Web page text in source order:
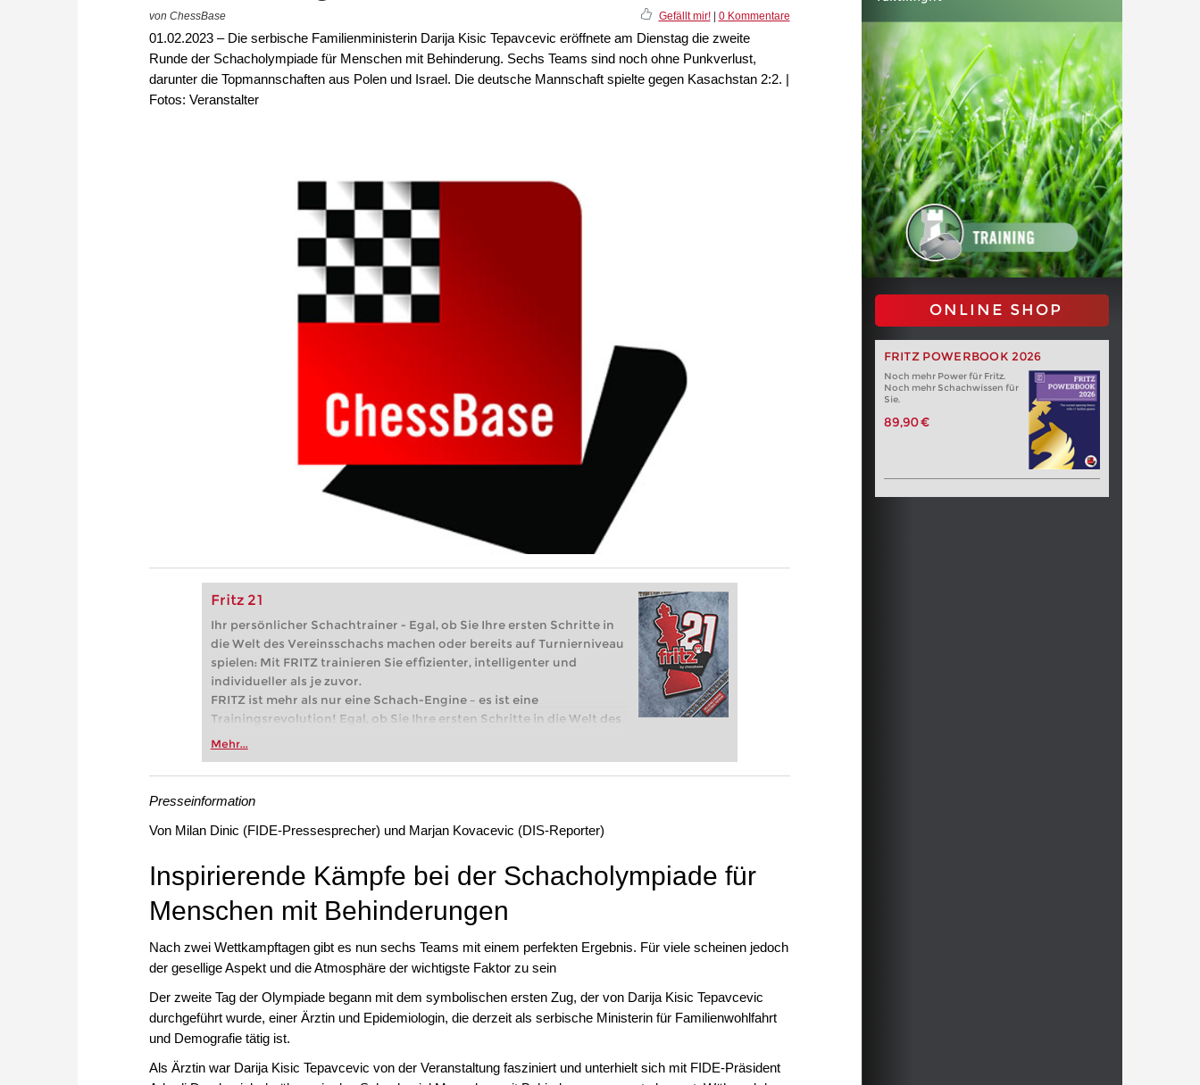
von ChessBase Gefällt mir!| 0 Kommentare
01.02.2023 – Die serbische Familienministerin Darija Kisic Tepavcevic eröffnete am Dienstag die zweite
Runde der Schacholympiade für Menschen mit Behinderung. Sechs Teams sind noch ohne Punkverlust,
darunter die Topmannschaften aus Polen und Israel. Die deutsche Mannschaft spielte gegen Kasachstan 2:2. |
Fotos: Veranstalter
Fritz 21
Ihr persönlicher Schachtrainer - Egal, ob Sie Ihre ersten Schritte in
die Welt des Vereinsschachs machen oder bereits auf Turnierniveau
spielen: Mit FRITZ trainieren Sie effizienter, intelligenter und
individueller als je zuvor.
FRITZ ist mehr als nur eine Schach-Engine – es ist eine
Trainingsrevolution! Egal, ob Sie Ihre ersten Schritte in die Welt des
Vereinsschachs machen oder bereits auf Turnierniveau spielen: Mit
zuvor.
Mehr...
ONLINE SHOP
FRITZ POWERBOOK 2026
Noch mehr Power für Fritz.
Noch mehr Schachwissen für
Sie.
89,90 €
Presseinformation
Von Milan Dinic (FIDE-Pressesprecher) und Marjan Kovacevic (DIS-Reporter)
Inspirierende Kämpfe bei der Schacholympiade für
Menschen mit Behinderungen
Nach zwei Wettkampftagen gibt es nun sechs Teams mit einem perfekten Ergebnis. Für viele scheinen jedoch
der gesellige Aspekt und die Atmosphäre der wichtigste Faktor zu sein
Der zweite Tag der Olympiade begann mit dem symbolischen ersten Zug, der von Darija Kisic Tepavcevic
durchgeführt wurde, einer Ärztin und Epidemiologin, die derzeit als serbische Ministerin für Familienwohlfahrt
und Demografie tätig ist.
Als Ärztin war Darija Kisic Tepavcevic von der Veranstaltung fasziniert und unterhielt sich mit FIDE-Präsident